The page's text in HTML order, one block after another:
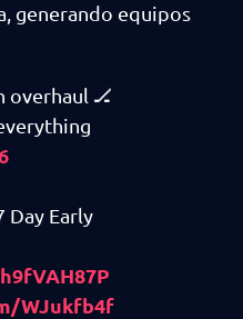
generando equipos
overhaul 🏒
Day Early
WJukfb4f